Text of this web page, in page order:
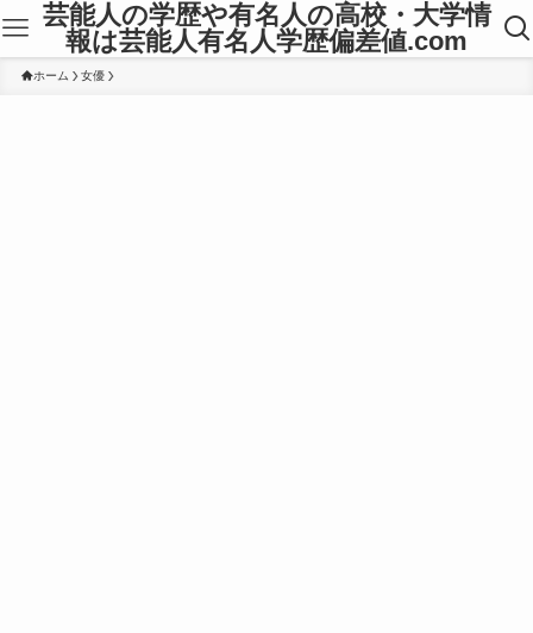
芸能人の学歴や有名人の高校・大学情
報は芸能人有名人学歴偏差値.com
ホーム 女優